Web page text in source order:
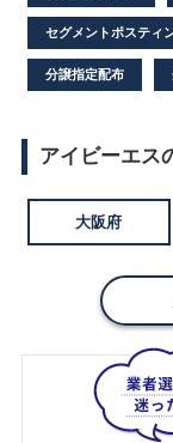
セグメントポスティ
分譲指定配布
アイビーエス
大阪府